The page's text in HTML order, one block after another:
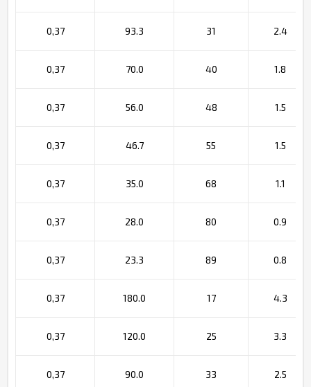
0,37 93.3 31 2.4
0,37 70.0 40 1.8
0,37 56.0 48 1.5
0,37 46.7 55 1.5
0,37 35.0 68 1.1
0,37 28.0 80 0.9
0,37 23.3 89 0.8
0,37 180.0 17 4.3
0,37 120.0 25 3.3
0,37 90.0 33 2.5